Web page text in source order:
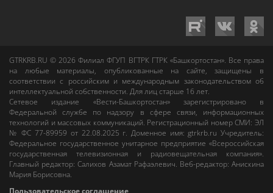
GTRKRB.RU © 2026Филиал ФГУП ВГТРК ГТРК «Башкортостан». Все права
на любые материалы, опубликованные на сайте, защищены в
соответствии с российским и международным законодательством об
интеллектуальной собственности. Для лиц старше 16 лет.
Сетевое издание «Вести-Башкортостан»зарегистрировано в
Федеральной службе по надзору в сфере связи, информационных
технологий и массовых коммуникаций. Регистрационный номер СМИ: ЭЛ
№ ФС 77-89959 от 22.08.2025 г. Доменное имя:gtrkrb.ru Учредитель:
Федеральное государственное унитарное предприятие «Всероссийская
государственная телевизионная и радиовещательная компания».
Главный редактор:Салихов Азамат Рафаэлевич. Веб-редактор:Анискина
Мария Борисовна.
Пользовательское соглашение